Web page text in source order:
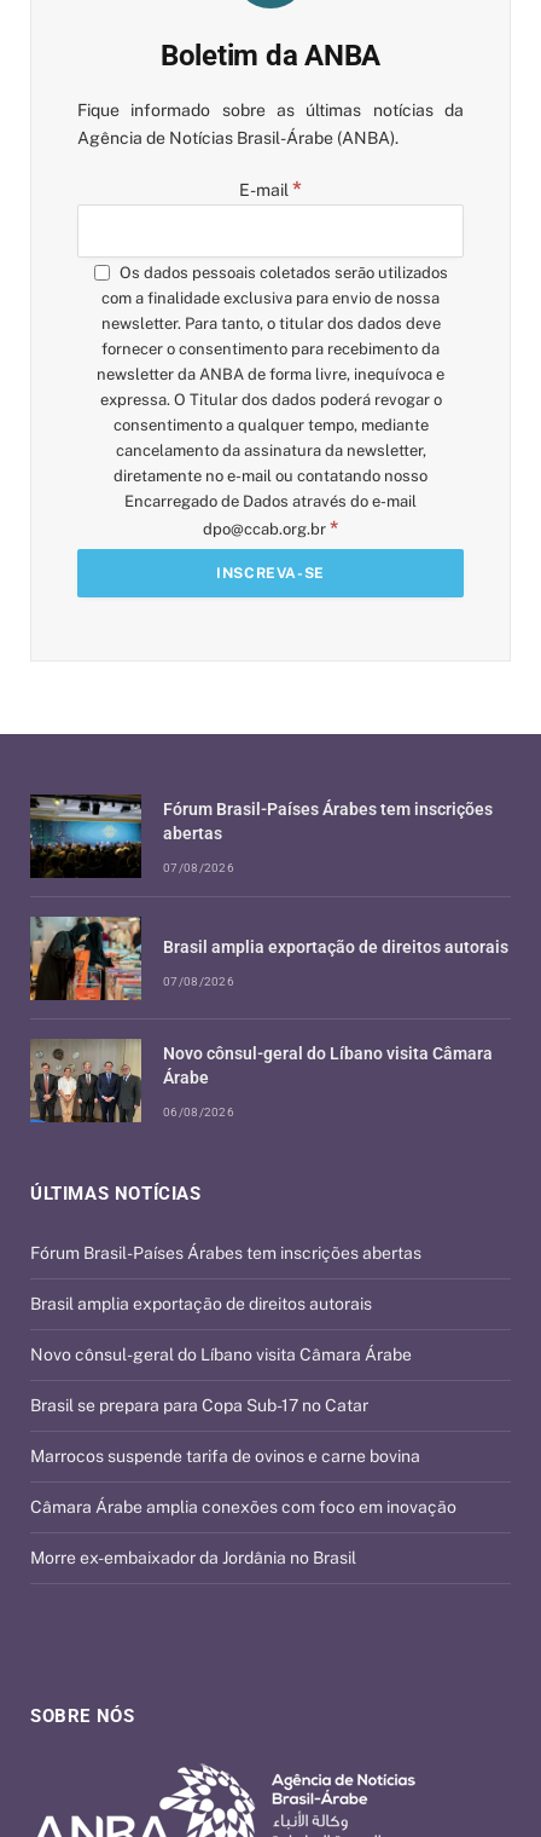
Boletim da ANBA
Fique informado sobre as últimas notícias da
Agência de Notícias Brasil-Árabe (ANBA).
E-mail *
Os dados pessoais coletados serão utilizados
com a finalidade exclusiva para envio de nossa
newsletter. Para tanto, o titular dos dados deve
fornecer o consentimento para recebimento da
newsletter da ANBA de forma livre, inequívoca e
expressa. O Titular dos dados poderá revogar o
consentimento a qualquer tempo, mediante
cancelamento da assinatura da newsletter,
diretamente no e-mail ou contatando nosso
Encarregado de Dados através do e-mail
dpo@ccab.org.br *
SOBRE NÓS
ÚLTIMAS NOTÍCIAS
Fórum Brasil-Países Árabes tem inscrições abertas
Brasil amplia exportação de direitos autorais
Novo cônsul-geral do Líbano visita Câmara Árabe
Brasil se prepara para Copa Sub-17 no Catar
Marrocos suspende tarifa de ovinos e carne bovina
Câmara Árabe amplia conexões com foco em inovação
Morre ex-embaixador da Jordânia no Brasil
Fórum Brasil-Países Árabes tem inscrições
abertas
07/08/2026
Brasil amplia exportação de direitos autorais
07/08/2026
Novo cônsul-geral do Líbano visita Câmara
Árabe
06/08/2026